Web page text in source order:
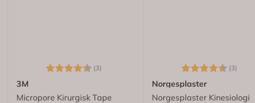
Karakter: (3)
3M
Micropore Kirurgisk Tape
Karakter: (3)
Norgesplaster
Norgesplaster Kinesiologi